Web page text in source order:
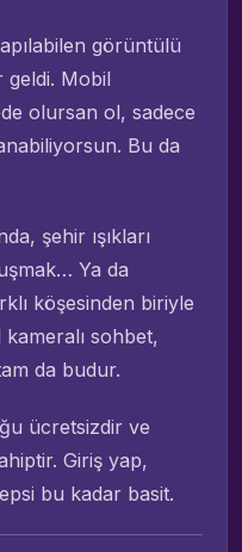
görüntülü
geldi. Mobil
olursan ol, sadece
Bu da
şehir ışıkları
Ya da
köşesinden biriyle
kameralı sohbet,
da budur.
ücretsizdir ve
Giriş yap,
bu kadar basit.